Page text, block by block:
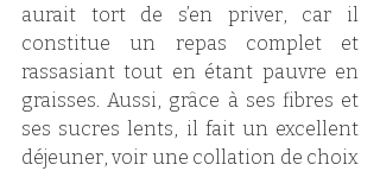
aurait tort de s’en priver, car il
constitue un repas complet et
rassasiant tout en étant pauvre en
graisses. Aussi, grâce à ses fibres et
ses sucres lents, il fait un excellent
déjeuner, voir une collation de choix